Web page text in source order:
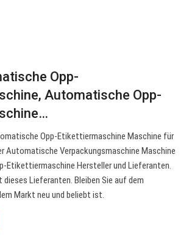
Opp-
Automatische Opp-
Opp-Etikettiermaschine Maschine für
Automatische Verpackungsmaschine Maschine
Etikettiermaschine Hersteller und Lieferanten.
Lieferanten. Bleiben Sie auf dem
Markt neu und beliebt ist.